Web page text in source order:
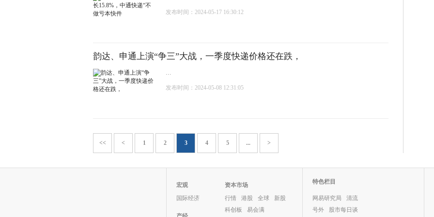
发布时间：2024-05-17 16:30:12
韵达、申通上演“争三”大战，一季度快递价格还在跌，
...
发布时间：2024-05-08 12:31:05
<< < 1 2 3 4 5 ... >
宏观
国际经济
资本市场
行情
港股 全球
新股
科创板
易会满
特色栏目
网易研究局
清流
号外
股市每日谈